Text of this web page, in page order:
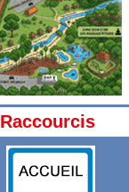
Raccourcis